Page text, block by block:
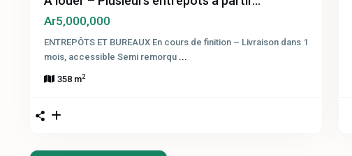
Ar5,000,000
ENTREPÔTS ET BUREAUX En cours de finition – Livraison dans 1
mois, accessible Semi remorqu ...
358 m2